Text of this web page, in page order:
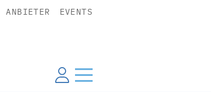
ANBIETER EVENTS